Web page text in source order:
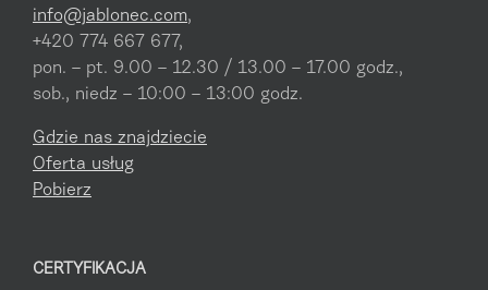
info@jablonec.com,
+420 774 667 677,
pon. – pt. 9.00 – 12.30 / 13.00 – 17.00 godz.,
sob., niedz – 10:00 – 13:00 godz.
Gdzie nas znajdziecie
Oferta usług
Pobierz
CERTYFIKACJA